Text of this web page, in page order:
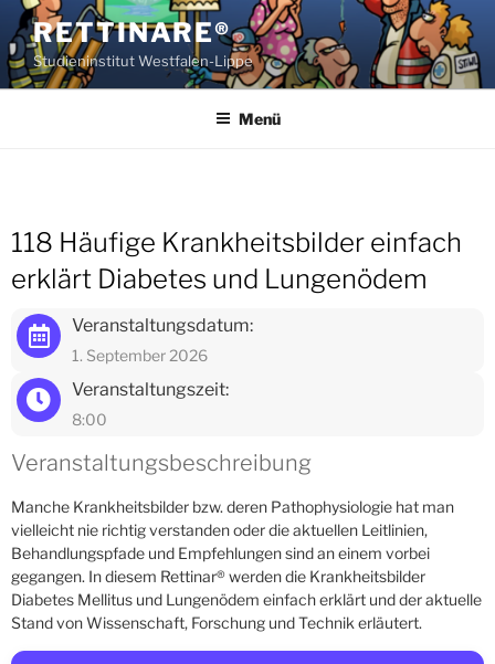
Zum
Inhalt
springen
RETTINARE®
Studieninstitut Westfalen-Lippe
Menü
118 Häufige Krankheitsbilder einfach
erklärt Diabetes und Lungenödem
Veranstaltungsdatum:
1. September 2026
Veranstaltungszeit:
8:00
Veranstaltungsbeschreibung
Manche Krankheitsbilder bzw. deren Pathophysiologie hat man
vielleicht nie richtig verstanden oder die aktuellen Leitlinien,
Behandlungspfade und Empfehlungen sind an einem vorbei
gegangen. In diesem Rettinar® werden die Krankheitsbilder
Diabetes Mellitus und Lungenödem einfach erklärt und der aktuelle
Stand von Wissenschaft, Forschung und Technik erläutert.